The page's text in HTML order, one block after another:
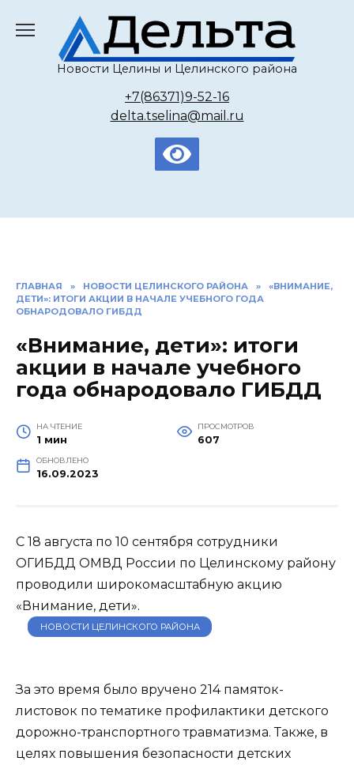
содержанию
Новости Целины и Целинского района
+7(86371)9-52-16
delta.tselina@mail.ru
ГЛАВНАЯ » НОВОСТИ ЦЕЛИНСКОГО РАЙОНА »
«ВНИМАНИЕ,
ДЕТИ»: ИТОГИ АКЦИИ В НАЧАЛЕ УЧЕБНОГО ГОДА
ОБНАРОДОВАЛО ГИБДД
«Внимание, дети»: итоги
акции в начале учебного
года обнародовало ГИБДД
НА ЧТЕНИЕ
1 мин
ПРОСМОТРОВ
607
ОБНОВЛЕНО
16.09.2023
С 18 августа по 10 сентября сотрудники
ОГИБДД ОМВД России по Целинскому району
проводили широкомасштабную акцию
«Внимание, дети».
НОВОСТИ ЦЕЛИНСКОГО РАЙОНА
За это время было вручено 214 памяток-
листовок по тематике профилактики детского
дорожно-транспортного травматизма. Также, в
целях повышения безопасности детских